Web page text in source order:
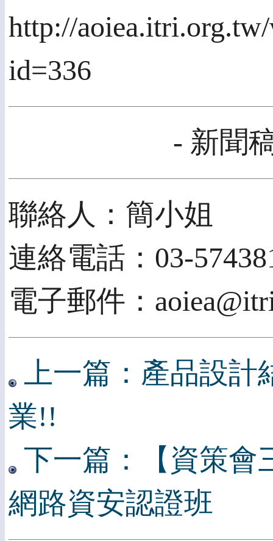
http://
id=336
- 新聞
聯絡人：簡小姐
連絡電話：03-
電子郵件：
上一篇：產品設
業!!
下一篇：【資策會
網路資安認證班